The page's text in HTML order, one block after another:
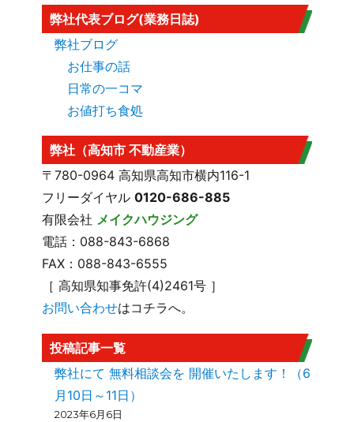
弊社代表ブログ(業務日誌)
弊社ブログ
お仕事の話
日常の一コマ
お値打ち食処
弊社（高知市 不動産業）
〒780-0964 高知県高知市横内116-1
フリーダイヤル0120-686-885
有限会社 メイクハウジング
電話：088-843-6868
FAX：088-843-6555
［ 高知県知事免許(4)2461号 ］
お問い合わせはコチラへ。
投稿記事一覧
弊社にて 無料相談会を 開催いたします！（6
月10日～11日）
2023年6月6日